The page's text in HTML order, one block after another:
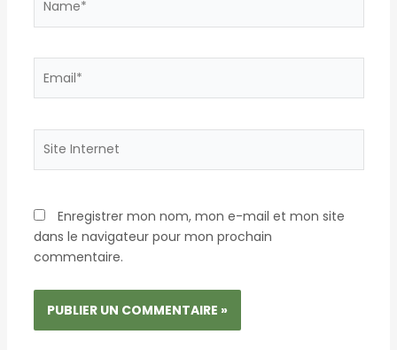
Internet
Enregistrer mon nom, mon e-mail et mon site
dans le navigateur pour mon prochain
commentaire.